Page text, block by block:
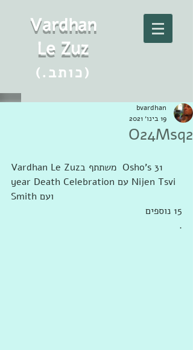
Vardhan
Le Zuz
(.כותב)
O24Msq2
bvardhan
19 בינו׳ 2021
Vardhan Le Zuz‎‏ ‏‏ משתתף ב‏‎Osho's 31
year Death Celebration‎‏ עם ‏‎Nijen Tsvi
Smith‎‏ ועם ‏
‏.